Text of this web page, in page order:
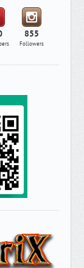
855
Followers